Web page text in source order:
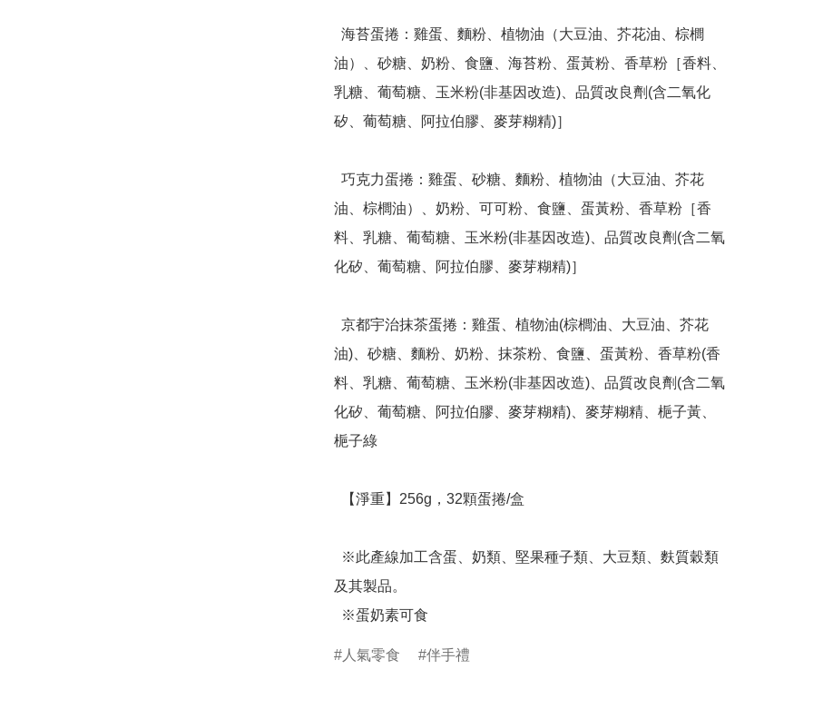
油）、砂糖、奶粉、食鹽、海苔粉、蛋黃粉、香草粉［香料、
乳糖、葡萄糖、玉米粉(非基因改造)、品質改良劑(含二氧化
矽、葡萄糖、阿拉伯膠、麥芽糊精)］
油、棕櫚油）、奶粉、可可粉、食鹽、蛋黃粉、香草粉［香
料、乳糖、葡萄糖、玉米粉(非基因改造)、品質改良劑(含二氧
化矽、葡萄糖、阿拉伯膠、麥芽糊精)］
油)、砂糖、麵粉、奶粉、抹茶粉、食鹽、蛋黃粉、香草粉(香
料、乳糖、葡萄糖、玉米粉(非基因改造)、品質改良劑(含二氧
化矽、葡萄糖、阿拉伯膠、麥芽糊精)、麥芽糊精、梔子黃、
梔子綠
及其製品。
  ※蛋奶素可食
人氣零食 伴手禮